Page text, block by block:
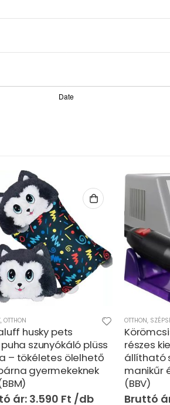
, OTTHON
husky pets
szunyókáló plüss
– tökéletes ölelhető
gyermekeknek
3.590 Ft
OTTHON,
részes
állítható
manikűr
(BBV)